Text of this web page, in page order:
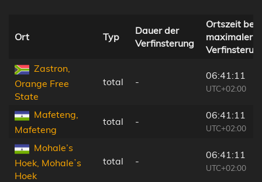
Ort Typ
Dauer der
Verfinsterung
Ortszeit bei
maximaler
Zastron,
Orange Free
State
total -
06:41:11
UTC+02:00
Mafeteng,
Mafeteng
total -
06:41:11
UTC+02:00
Mohale’s
Hoek, Mohaleʼs
Hoek
total -
06:41:11
UTC+02:00